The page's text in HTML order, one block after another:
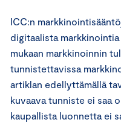
ICC:n
digitaalista
mukaan markkinoinnin
tunnistettavissa
artiklan edellyttämällä
kuvaava tunniste ei saa
kaupallista luonnetta ei